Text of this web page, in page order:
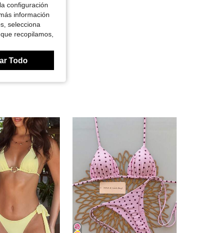
configuración
información
selecciona
recopilamos,
Todo